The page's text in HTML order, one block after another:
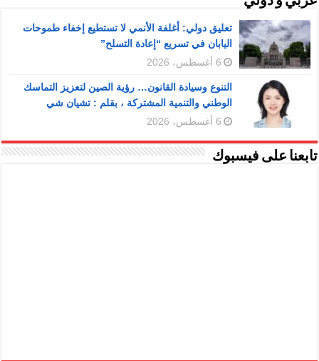
تعليق دولي: أغلفة الأنمي لا تستطيع إخفاء طموحات
اليابان في تسريع “إعادة التسلح”
6 أغسطس، 2026
التنوع وسيادة القانون… رؤية الصين لتعزيز التماسك
الوطني والتنمية المشتركة ، بقلم : تشيان شي
6 أغسطس، 2026
تابعنا على فيسبوك